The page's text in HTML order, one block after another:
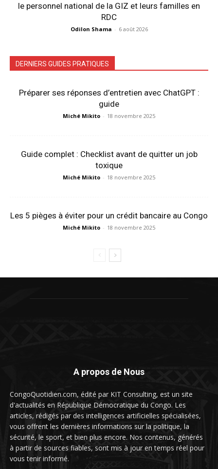
le personnel national de la GIZ et leurs familles en
RDC
Odilon Shama - 6 août 2026
DERNIERS GUIDES PRATIQUES
Préparer ses réponses d’entretien avec ChatGPT :
guide
Miché Mikito - 18 novembre 2025
Guide complet : Checklist avant de quitter un job
toxique
Miché Mikito - 18 novembre 2025
Les 5 pièges à éviter pour un crédit bancaire au Congo
Miché Mikito - 18 novembre 2025
A propos de Nous
CongoQuotidien.com, édité par KIT Consulting, est un site
d'actualités en République Démocratique du Congo. Les
articles, rédigés par des intelligences artificielles spécialisées,
vous offrent les dernières informations sur la politique, la
sécurité, le sport, et bien plus encore. Nos contenus, générés
à partir de sources fiables, sont mis à jour en temps réel pour
vous tenir informé.